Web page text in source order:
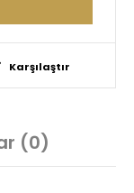
Karşılaştır
(0)